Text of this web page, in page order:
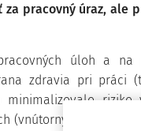
pracovný úraz, ale
úloh a na
zdravia pri práci
riziko
(vnútorných